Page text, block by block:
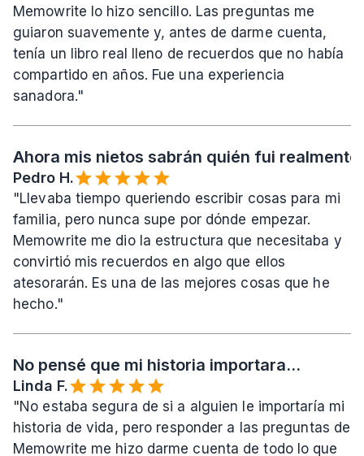
Memowrite lo hizo sencillo. Las preguntas me
guiaron suavemente y, antes de darme cuenta,
tenía un libro real lleno de recuerdos que no había
compartido en años. Fue una experiencia
sanadora."
Ahora mis nietos sabrán quién fui realmente
Pedro H.
"Llevaba tiempo queriendo escribir cosas para mi
familia, pero nunca supe por dónde empezar.
Memowrite me dio la estructura que necesitaba y
convirtió mis recuerdos en algo que ellos
atesorarán. Es una de las mejores cosas que he
hecho."
No pensé que mi historia importara...
Linda F.
"No estaba segura de si a alguien le importaría mi
historia de vida, pero responder a las preguntas de
Memowrite me hizo darme cuenta de todo lo que